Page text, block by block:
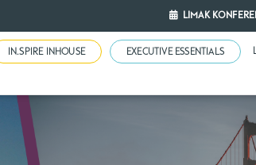
LIMAK
IN.SPIRE INHOUSE EXECUTIVE ESSENTIALS